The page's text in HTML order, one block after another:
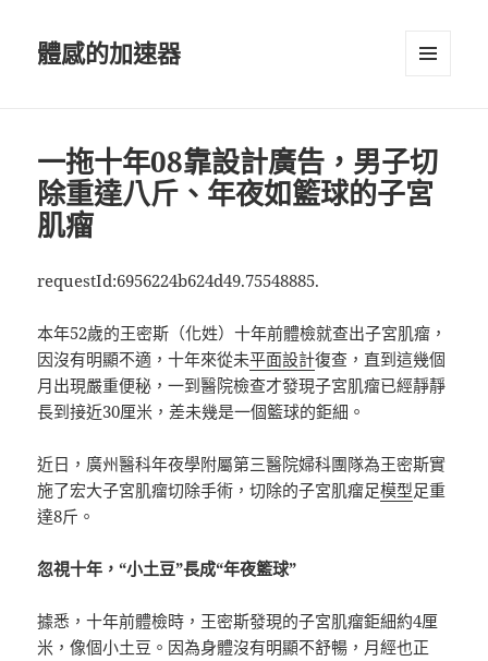
體感的加速器
一拖十年08靠設計廣告，男子切
除重達八斤、年夜如籃球的子宮
肌瘤
requestId:6956224b624d49.75548885.
本年52歲的王密斯（化姓）十年前體檢就查出子宮肌瘤，
因沒有明顯不適，十年來從未平面設計復查，直到這幾個
月出現嚴重便秘，一到醫院檢查才發現子宮肌瘤已經靜靜
長到接近30厘米，差未幾是一個籃球的鉅細。
近日，廣州醫科年夜學附屬第三醫院婦科團隊為王密斯實
施了宏大子宮肌瘤切除手術，切除的子宮肌瘤足模型足重
達8斤。
忽視十年，“小土豆”長成“年夜籃球”
據悉，十年前體檢時，王密斯發現的子宮肌瘤鉅細約4厘
米，像個小土豆。因為身體沒有明顯不舒暢，月經也正